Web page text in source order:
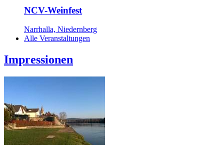
NCV-Weinfest
Narrhalla, Niedernberg
Alle Veranstaltungen
Impressionen